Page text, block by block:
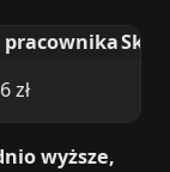
pracownika
zł
wyższe,